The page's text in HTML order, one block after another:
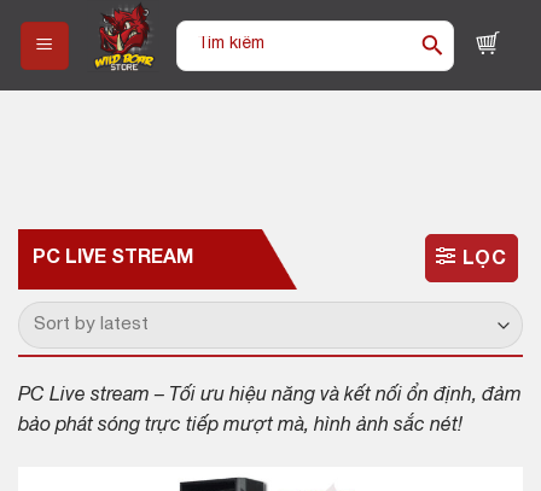
content
Tìm
PC LIVE STREAM LỌC
PC Live stream – Tối ưu hiệu năng và kết nối ổn định, đảm
bảo phát sóng trực tiếp mượt mà, hình ảnh sắc nét!